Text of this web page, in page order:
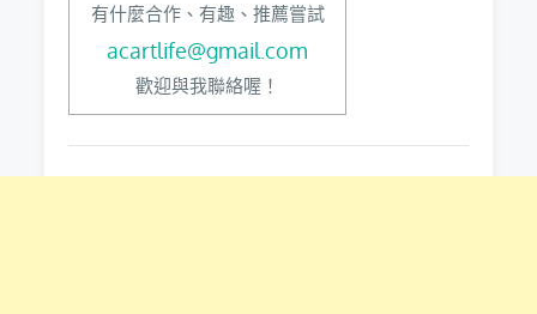
有什麼合作、有趣、推薦嘗試
acartlife@gmail.com
歡迎與我聯絡喔！